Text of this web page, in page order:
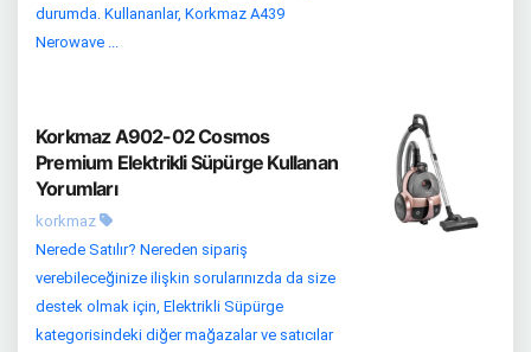
durumda. Kullananlar, Korkmaz A439
Nerowave ...
Korkmaz A902-02 Cosmos
Premium Elektrikli Süpürge Kullanan
Yorumları
korkmaz
Nerede Satılır? Nereden sipariş
verebileceğinize ilişkin sorularınızda da size
destek olmak için, Elektrikli Süpürge
kategorisindeki diğer mağazalar ve satıcılar